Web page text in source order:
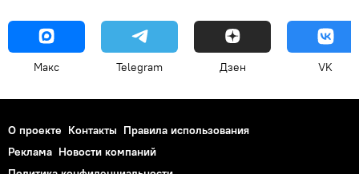
Макс Telegram Дзен VK
О проекте Контакты Правила использования
Реклама Новости компаний